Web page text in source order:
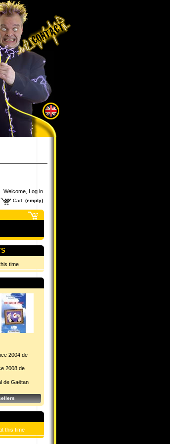
Welcome,Log in
Cart: (empty)
time
2004 de
2008 de
de Gaëtan
this time